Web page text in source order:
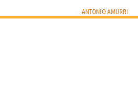
ANTONIO AMURRI